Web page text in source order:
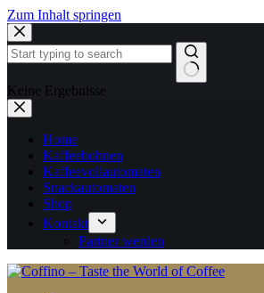
Zum Inhalt springen
Keine Ergebnisse
Home
Kaffeebohnen
Kaffeevollautomaten
Snackautomaten
Shop
Kontakt
Partner werden